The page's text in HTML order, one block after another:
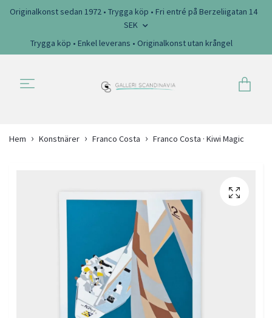
Originalkonst sedan 1972 • Trygga köp • Fri entré på Berzeliigatan 14
SEK
Trygga köp • Enkel leverans • Originalkonst utan krångel
Hem Konstnärer Franco Costa Franco Costa · Kiwi Magic